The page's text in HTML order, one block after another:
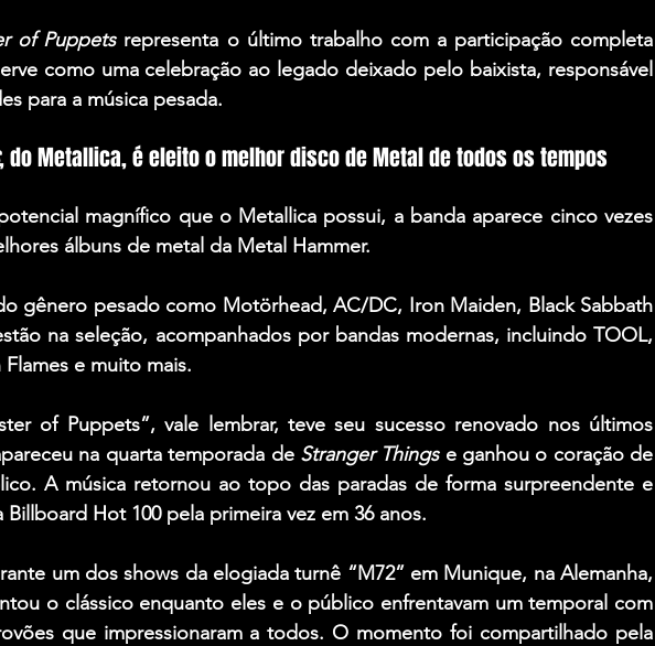
of Puppets representa o último trabalho com a participação completa
como uma celebração ao legado deixado pelo baixista, responsável
para a música pesada.
, do Metallica, é eleito o melhor disco de Metal de todos os tempos
magnífico que o Metallica possui, a banda aparece cinco vezes
álbuns de metal da Metal Hammer.
gênero pesado como Motörhead, AC/DC, Iron Maiden, Black Sabbath
na seleção, acompanhados por bandas modernas, incluindo TOOL
Flames e muito mais.
of Puppets”, vale lembrar, teve seu sucesso renovado nos últimos
na quarta temporada de Stranger Things e ganhou o coração de
A música retornou ao topo das paradas de forma surpreendente e
Hot 100 pela primeira vez em 36 anos.
um dos shows da elogiada turnê “M72” em Munique, na Alemanha,
o clássico enquanto eles e o público enfrentavam um temporal com
que impressionaram a todos. O momento foi compartilhado pela